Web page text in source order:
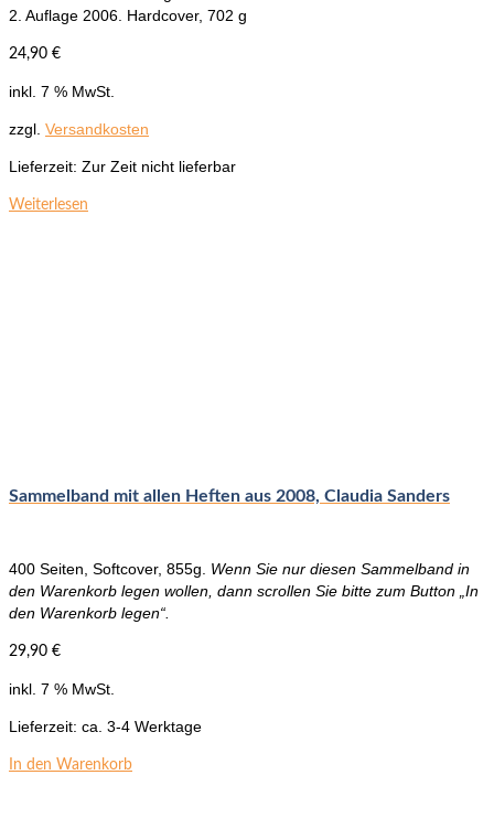
2. Auflage 2006. Hardcover, 702 g
24,90 €
inkl. 7 % MwSt.
zzgl. Versandkosten
Lieferzeit: Zur Zeit nicht lieferbar
Weiterlesen
Sammelband mit allen Heften aus 2008, Claudia Sanders
400 Seiten, Softcover, 855g. Wenn Sie nur diesen Sammelband in
den Warenkorb legen wollen, dann scrollen Sie bitte zum Button „In
den Warenkorb legen“.
29,90 €
inkl. 7 % MwSt.
Lieferzeit: ca. 3-4 Werktage
In den Warenkorb